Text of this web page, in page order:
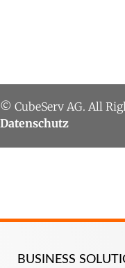
© CubeServ AG. All
Datenschutz
BUSINESS